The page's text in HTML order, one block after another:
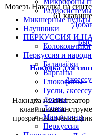
Микрофоны
Радиосистемы
Микшерные пульты
Наушники
ПЕРКУССИЯ И
Колокольчики
Перкуссия и
Балалайки
Варганы
Глюкофоны
Гусли,
Домры
Ложки
Мандолины
Перкуссия
Мозеръ Накидка на
61
Накидка для
Накидка на
клавишные
прозрачная плёнка,